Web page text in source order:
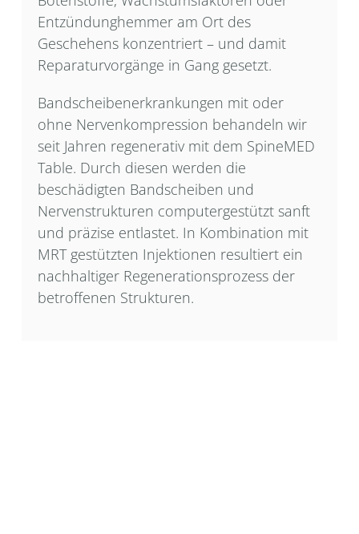
Entzündunghemmer am Ort des
Geschehens konzentriert – und damit
Reparaturvorgänge in Gang gesetzt.
Bandscheibenerkrankungen mit oder
ohne Nervenkompression behandeln wir
seit Jahren regenerativ mit dem SpineMED
Table. Durch diesen werden die
beschädigten Bandscheiben und
Nervenstrukturen computergestützt sanft
und präzise entlastet. In Kombination mit
MRT gestützten Injektionen resultiert ein
nachhaltiger Regenerationsprozess der
betroffenen Strukturen.